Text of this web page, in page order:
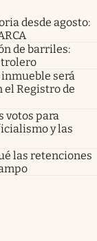
desde agosto:
de barriles:
será
el Registro de
votos para
y las
las retenciones